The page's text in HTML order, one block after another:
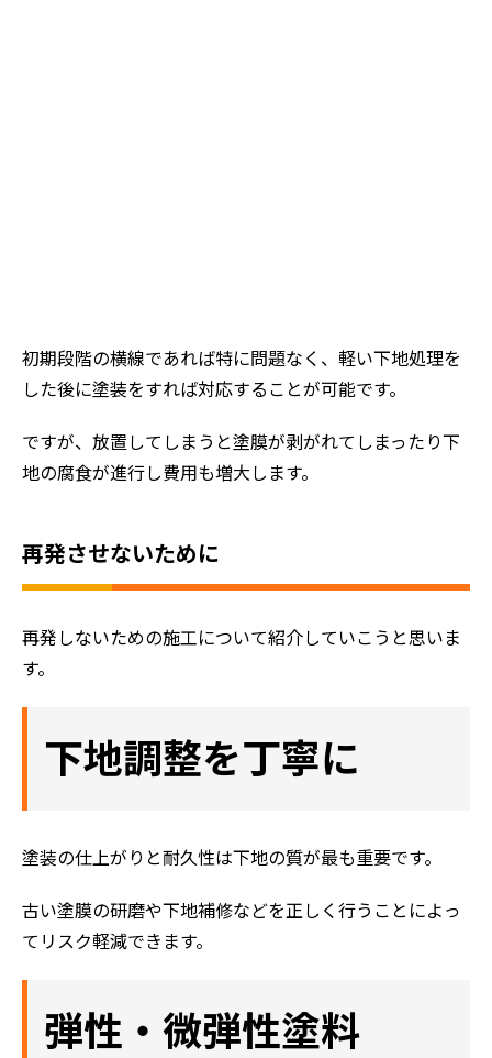
初期段階の横線であれば特に問題なく、軽い下地処理を
した後に塗装をすれば対応することが可能です。
ですが、放置してしまうと塗膜が剥がれてしまったり下
地の腐食が進行し費用も増大します。
再発させないために
再発しないための施工について紹介していこうと思いま
す。
下地調整を丁寧に
塗装の仕上がりと耐久性は下地の質が最も重要です。
古い塗膜の研磨や下地補修などを正しく行うことによっ
てリスク軽減できます。
弾性・微弾性塗料